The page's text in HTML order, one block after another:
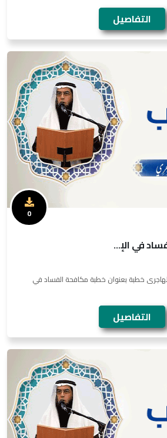
التفاصيل
في الإ...
خطبة بعنوان خطبة مكافحة الفساد في
التفاصيل
0